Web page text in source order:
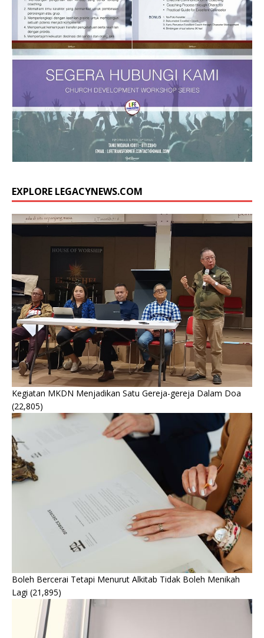
EXPLORE LEGACYNEWS.COM
Kegiatan MKDN Menjadikan Satu Gereja-gereja Dalam Doa
(22,805)
Boleh Bercerai Tetapi Menurut Alkitab Tidak Boleh Menikah
Lagi (21,895)